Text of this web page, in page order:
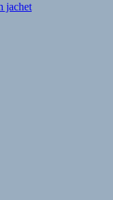
jachet